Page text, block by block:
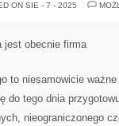
ON SIE - 7 - 2025
jest obecnie firma
to niesamowicie
do tego dnia
nieograniczonego